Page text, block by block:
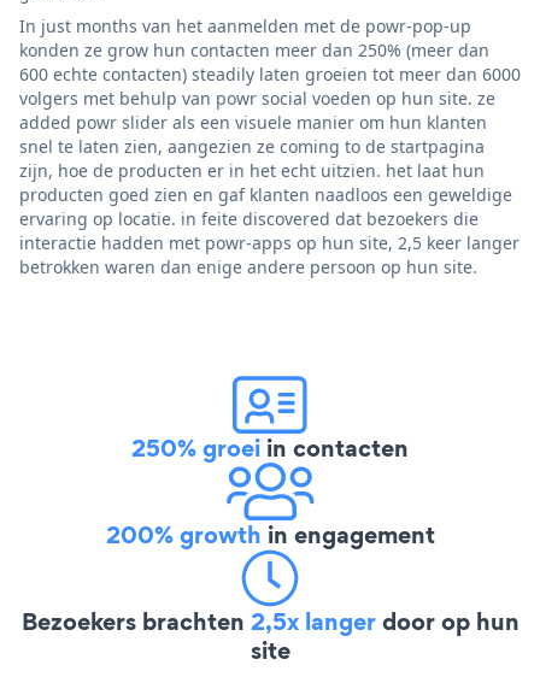
In just months van het aanmelden met de powr-pop-up
konden ze grow hun contacten meer dan 250% (meer dan
600 echte contacten) steadily laten groeien tot meer dan 6000
volgers met behulp van powr social voeden op hun site. ze
added powr slider als een visuele manier om hun klanten
snel te laten zien, aangezien ze coming to de startpagina
zijn, hoe de producten er in het echt uitzien. het laat hun
producten goed zien en gaf klanten naadloos een geweldige
ervaring op locatie. in feite discovered dat bezoekers die
interactie hadden met powr-apps op hun site, 2,5 keer langer
betrokken waren dan enige andere persoon op hun site.
250% groei in contacten
200% growth in engagement
Bezoekers brachten 2,5x langerdoor op hun
site